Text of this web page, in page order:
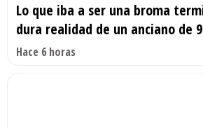
Lo que iba a ser una broma
dura realidad de un anciano de
Hace 6 horas